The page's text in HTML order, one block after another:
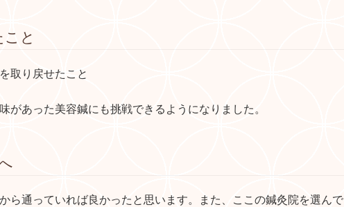
と
取り戻せたこと
があった美容鍼にも挑戦できるようになりました。
ら通っていれば良かったと思います。また、ここの鍼灸院を選んで